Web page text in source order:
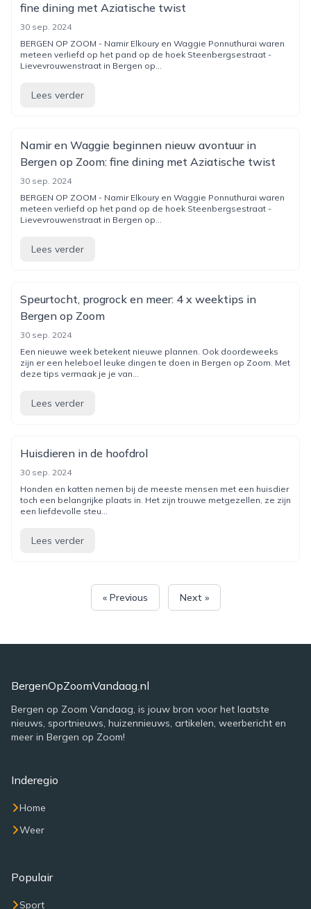
fine dining met Aziatische twist
30 sep. 2024
BERGEN OP ZOOM - Namir Elkoury en Waggie Ponnuthurai waren
meteen verliefd op het pand op de hoek Steenbergsestraat -
Lievevrouwenstraat in Bergen op...
Lees verder
Namir en Waggie beginnen nieuw avontuur in
Bergen op Zoom: fine dining met Aziatische twist
30 sep. 2024
BERGEN OP ZOOM - Namir Elkoury en Waggie Ponnuthurai waren
meteen verliefd op het pand op de hoek Steenbergsestraat -
Lievevrouwenstraat in Bergen op...
Lees verder
Speurtocht, progrock en meer: 4 x weektips in
Bergen op Zoom
30 sep. 2024
Een nieuwe week betekent nieuwe plannen. Ook doordeweeks
zijn er een heleboel leuke dingen te doen in Bergen op Zoom. Met
deze tips vermaak je je van...
Lees verder
Huisdieren in de hoofdrol
30 sep. 2024
Honden en katten nemen bij de meeste mensen met een huisdier
toch een belangrijke plaats in. Het zijn trouwe metgezellen, ze zijn
een liefdevolle steu...
Lees verder
« Previous Next »
BergenOpZoomVandaag.nl
Bergen op Zoom Vandaag, is jouw bron voor het laatste
nieuws, sportnieuws, huizennieuws, artikelen, weerbericht en
meer in Bergen op Zoom!
Inderegio
Home
Weer
Populair
Sport